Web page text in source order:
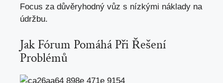
Focus za důvěryhodný vůz s nízkými náklady na
údržbu.
Jak Fórum Pomáhá Při Řešení
Problémů